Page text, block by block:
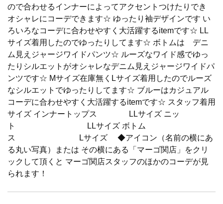
ので合わせるインナーによってアクセントつけたりでき
オシャレにコーデできます☆ ゆったり袖デザインです い
ろいろなコーデに合わせやすく大活躍するitemです☆ LL
サイズ着用したのでゆったりしてます☆ ボトムは デニ
ム見えジャージワイドパンツ☆ ルーズなワイド感でゆっ
たりシルエットがオシャレなデニム見えジャージワイドパ
ンツです☆ Mサイズ在庫無くLサイズ着用したのでルーズ
なシルエットでゆったりしてます☆ ブルーはカジュアル
コーデに合わせやすく大活躍するitemです☆ スタッフ着用
サイズ インナートップス LLサイズ ニッ
ト LLサイズ ボトム
ス Lサイズ ◆アイコン（名前の横にあ
る丸い写真）または その横にある「マーゴ関店」をクリ
ックして頂くと マーゴ関店スタッフのほかのコーデが見
られます！